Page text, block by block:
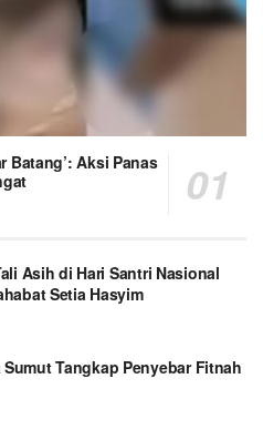
Batang’: Aksi Panas
Asih di Hari Santri Nasional
Setia Hasyim
Tangkap Penyebar Fitnah